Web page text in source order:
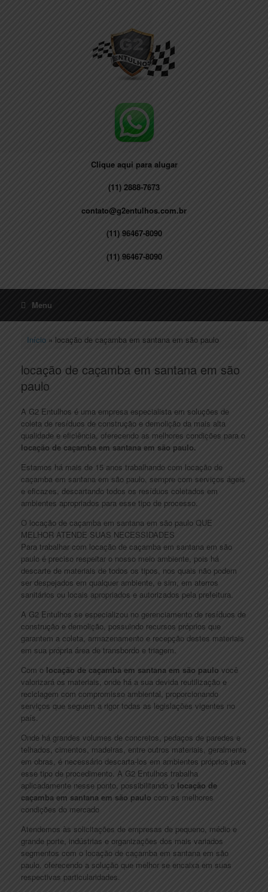
Clique aqui para alugar
(11) 2888-7673
contato@g2entulhos.com.br
(11) 96467-8090
(11) 96467-8090
Menu
Início» locação de caçamba em santana em são paulo
locação de caçamba em santana em são
paulo
A G2 Entulhos é uma empresa especialista em soluções de
coleta de resíduos de construção e demolição da mais alta
qualidade e eficiência, oferecendo as melhores condições para o
locação de caçamba em santana em são paulo.
Estamos há mais de 15 anos trabalhando com locação de
caçamba em santana em são paulo, sempre com serviços ágeis
e eficazes, descartando todos os resíduos coletados em
ambientes apropriados para esse tipo de processo.
O locação de caçamba em santana em são paulo QUE
MELHOR ATENDE SUAS NECESSIDADES
Para trabalhar com locação de caçamba em santana em são
paulo é preciso respeitar o nosso meio ambiente, pois há
descarte de materiais de todos os tipos, nos quais não podem
ser despejados em qualquer ambiente, e sim, em aterros
sanitários ou locais apropriados e autorizados pela prefeitura.
A G2 Entulhos se especializou no gerenciamento de resíduos de
construção e demolição, possuindo recursos próprios que
garantem a coleta, armazenamento e recepção destes materiais
em sua própria área de transbordo e triagem.
Com o locação de caçamba em santana em são paulo você
valorizará os materiais, onde há a sua devida reutilização e
reciclagem com compromisso ambiental, proporcionando
serviços que seguem a rigor todas as legislações vigentes no
país.
Onde há grandes volumes de concretos, pedaços de paredes e
telhados, cimentos, madeiras, entre outros materiais, geralmente
em obras, é necessário descarta-los em ambientes próprios para
esse tipo de procedimento. A G2 Entulhos trabalha
aplicadamente nesse ponto, possibilitando o locação de
caçamba em santana em são paulo com as melhores
condições do mercado
Atendemos às solicitações de empresas de pequeno, médio e
grande porte, indústrias e organizações dos mais variados
segmentos com o locação de caçamba em santana em são
paulo, oferecendo a solução que melhor se encaixa em suas
respectivas particularidades.